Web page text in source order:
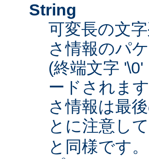
String
可変長の文
さ情報のパ
(終端文字
ードされま
さ情報は最
とに注意し
と同様です